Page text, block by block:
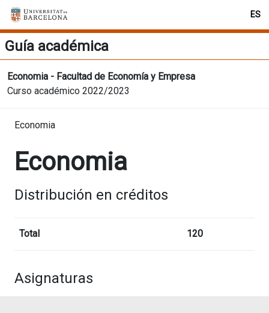
ES
Guía académica
Economia - Facultad de Economía y Empresa
Curso académico 2022/2023
Economia
Economia
Distribución en créditos
Total 120
Asignaturas